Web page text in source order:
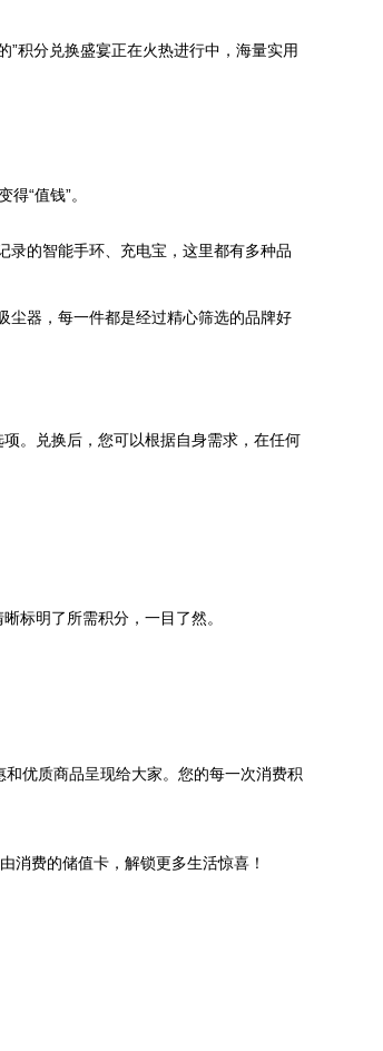
”积分兑换盛宴正在火热进行中，海量实用
“值钱”。
录的智能手环、充电宝，这里都有多种品
尘器，每一件都是经过精心筛选的品牌好
。兑换后，您可以根据自身需求，在任何
标明了所需积分，一目了然。
优质商品呈现给大家。您的每一次消费积
消费的储值卡，解锁更多生活惊喜！